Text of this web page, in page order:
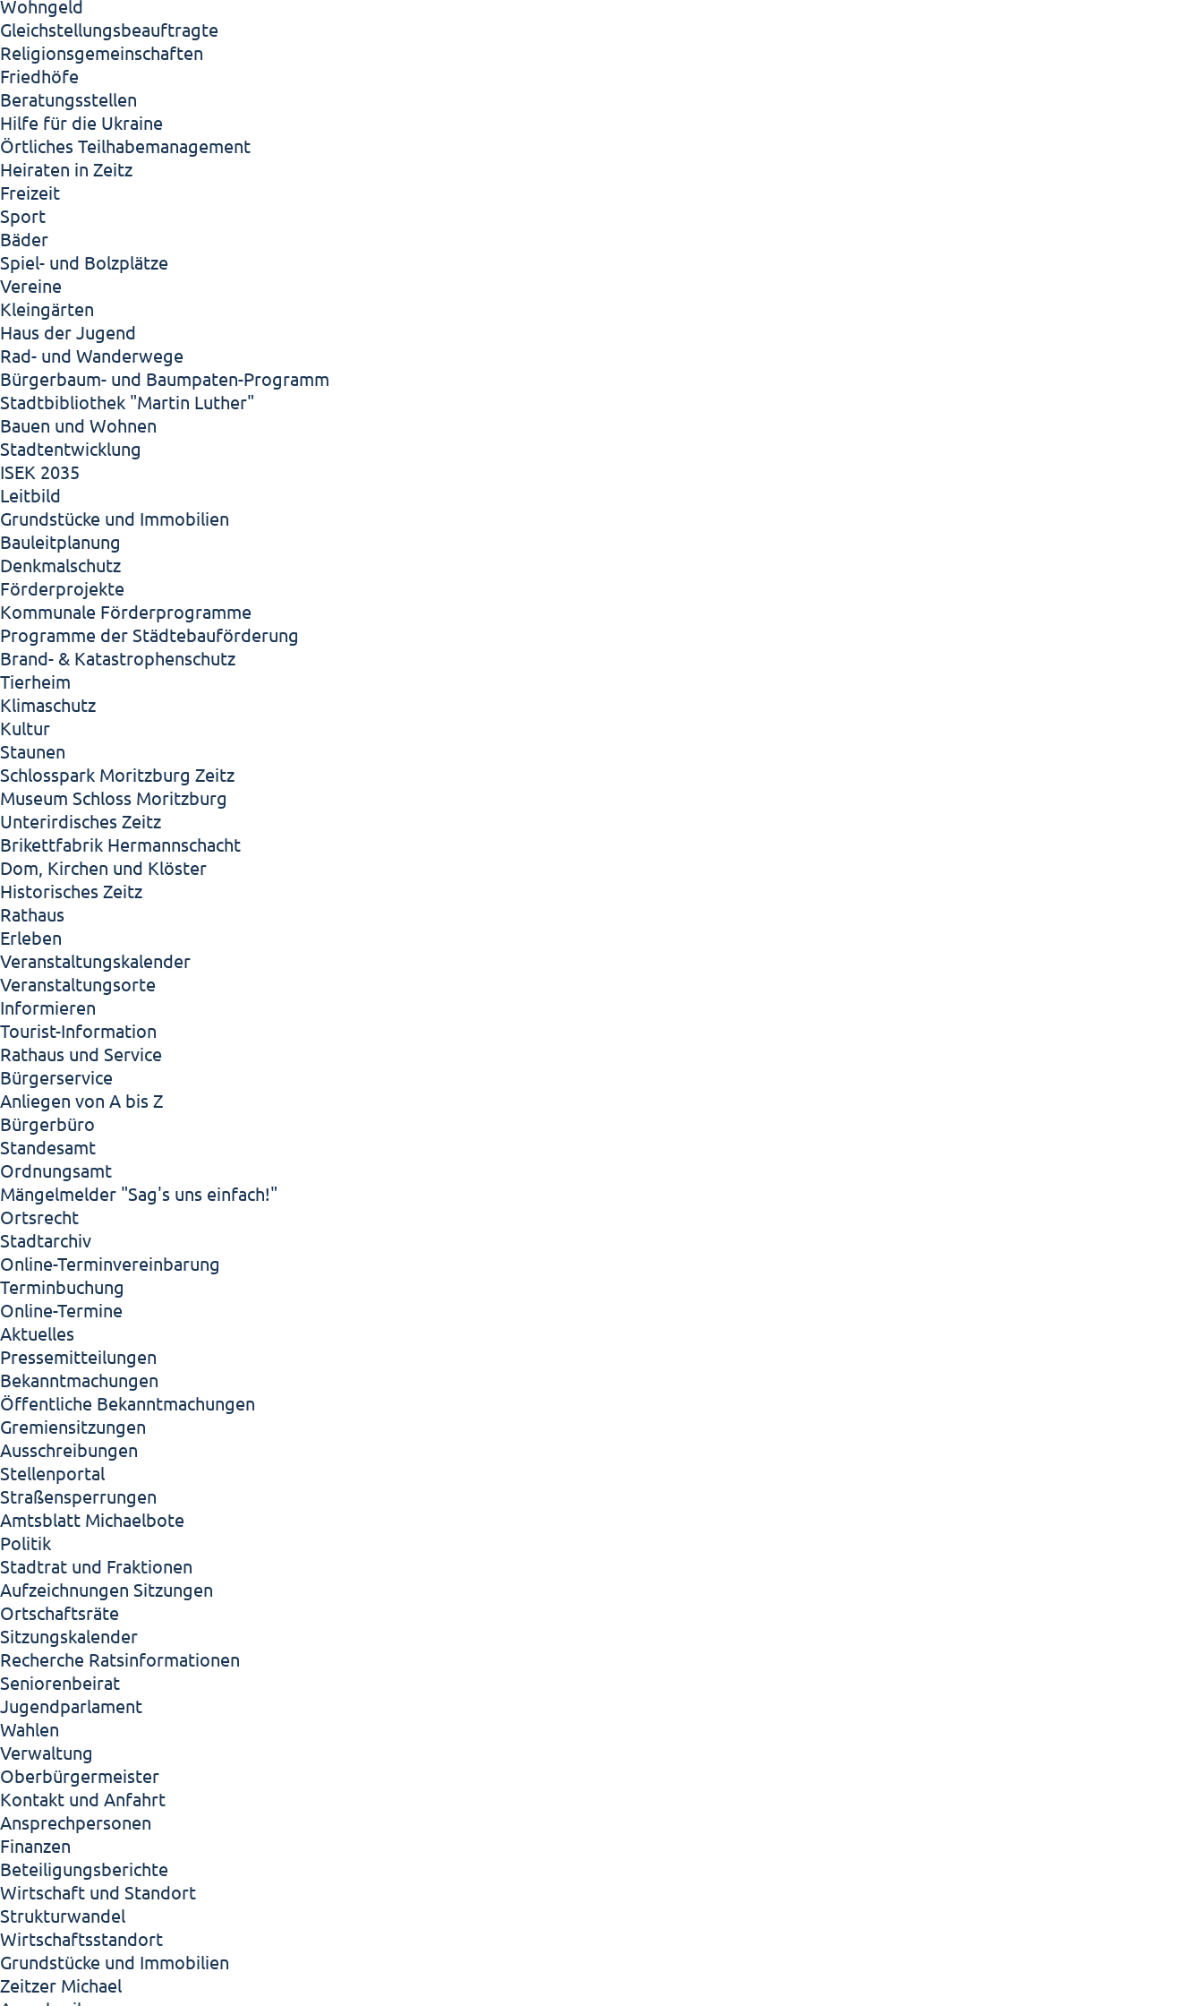
Wohngeld
Gleichstellungsbeauftragte
Religionsgemeinschaften
Friedhöfe
Beratungsstellen
Hilfe für die Ukraine
Örtliches Teilhabemanagement
Heiraten in Zeitz
Freizeit
Sport
Bäder
Spiel- und Bolzplätze
Vereine
Kleingärten
Haus der Jugend
Rad- und Wanderwege
Bürgerbaum- und Baumpaten-Programm
Stadtbibliothek "Martin Luther"
Bauen und Wohnen
Stadtentwicklung
ISEK 2035
Leitbild
Grundstücke und Immobilien
Bauleitplanung
Denkmalschutz
Förderprojekte
Kommunale Förderprogramme
Programme der Städtebauförderung
Brand- & Katastrophenschutz
Tierheim
Klimaschutz
Kultur
Staunen
Schlosspark Moritzburg Zeitz
Museum Schloss Moritzburg
Unterirdisches Zeitz
Brikettfabrik Hermannschacht
Dom, Kirchen und Klöster
Historisches Zeitz
Rathaus
Erleben
Veranstaltungskalender
Veranstaltungsorte
Informieren
Tourist-Information
Rathaus und Service
Bürgerservice
Anliegen von A bis Z
Bürgerbüro
Standesamt
Ordnungsamt
Mängelmelder "Sag's uns einfach!"
Ortsrecht
Stadtarchiv
Online-Terminvereinbarung
Terminbuchung
Online-Termine
Aktuelles
Pressemitteilungen
Bekanntmachungen
Öffentliche Bekanntmachungen
Gremiensitzungen
Ausschreibungen
Stellenportal
Straßensperrungen
Amtsblatt Michaelbote
Politik
Stadtrat und Fraktionen
Aufzeichnungen Sitzungen
Ortschaftsräte
Sitzungskalender
Recherche Ratsinformationen
Seniorenbeirat
Jugendparlament
Wahlen
Verwaltung
Oberbürgermeister
Kontakt und Anfahrt
Ansprechpersonen
Finanzen
Beteiligungsberichte
Wirtschaft und Standort
Strukturwandel
Wirtschaftsstandort
Grundstücke und Immobilien
Zeitzer Michael